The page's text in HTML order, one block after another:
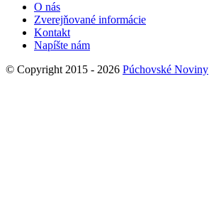
O nás
Zverejňované informácie
Kontakt
Napíšte nám
© Copyright 2015 - 2026 Púchovské Noviny